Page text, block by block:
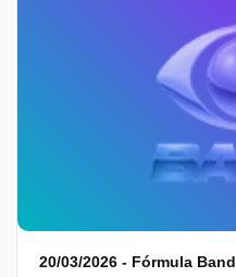
20/03/2026 - Fórmula Band